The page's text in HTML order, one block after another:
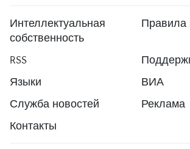
Интеллектуальная
собственность
Правила
RSS
Языки
ВИА
Служба новостей
Реклама
Контакты